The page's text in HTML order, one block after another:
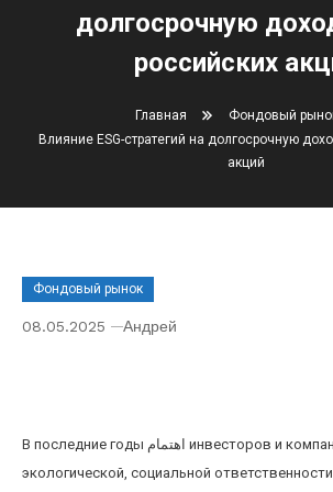
долгосрочную
российских
Главная
Фондовый
Влияние ESG-стратегий на долгосрочную
акций
Фондовый рынок
08.05.2025 Андрей
В последние годы اهتمام инвесторов и компаний к вопросам
экологической, социальной